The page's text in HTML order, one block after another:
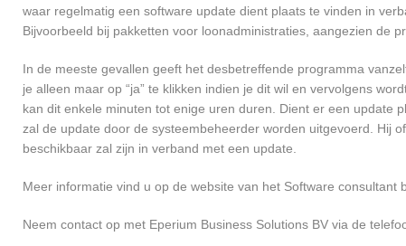
waar regelmatig een software update dient plaats te vinden in
Bijvoorbeeld bij pakketten voor loonadministraties, aangezien de
In de meeste gevallen geeft het desbetreffende programma
je alleen maar op “ja” te klikken indien je dit wil en vervolgens
kan dit enkele minuten tot enige uren duren. Dient er een update
zal de update door de systeembeheerder worden uitgevoerd. Hij
beschikbaar zal zijn in verband met een update.
Meer informatie vind u op de website van het Software consultant
Neem contact op met Eperium Business Solutions BV via de